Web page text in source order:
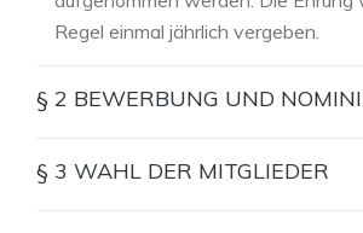
Regel einmal jährlich vergeben.
§ 2 BEWERBUNG UND
in die Logistics Hall of Fame sind per
§ 3 WAHL DER MITGLIEDER